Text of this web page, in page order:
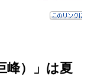
峰）」は夏